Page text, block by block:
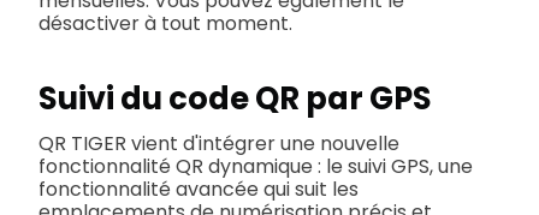
désactiver à tout moment.
Suivi du code QR par GPS
QR TIGER vient d'intégrer une nouvelle
fonctionnalité QR dynamique : le suivi GPS, une
fonctionnalité avancée qui suit les